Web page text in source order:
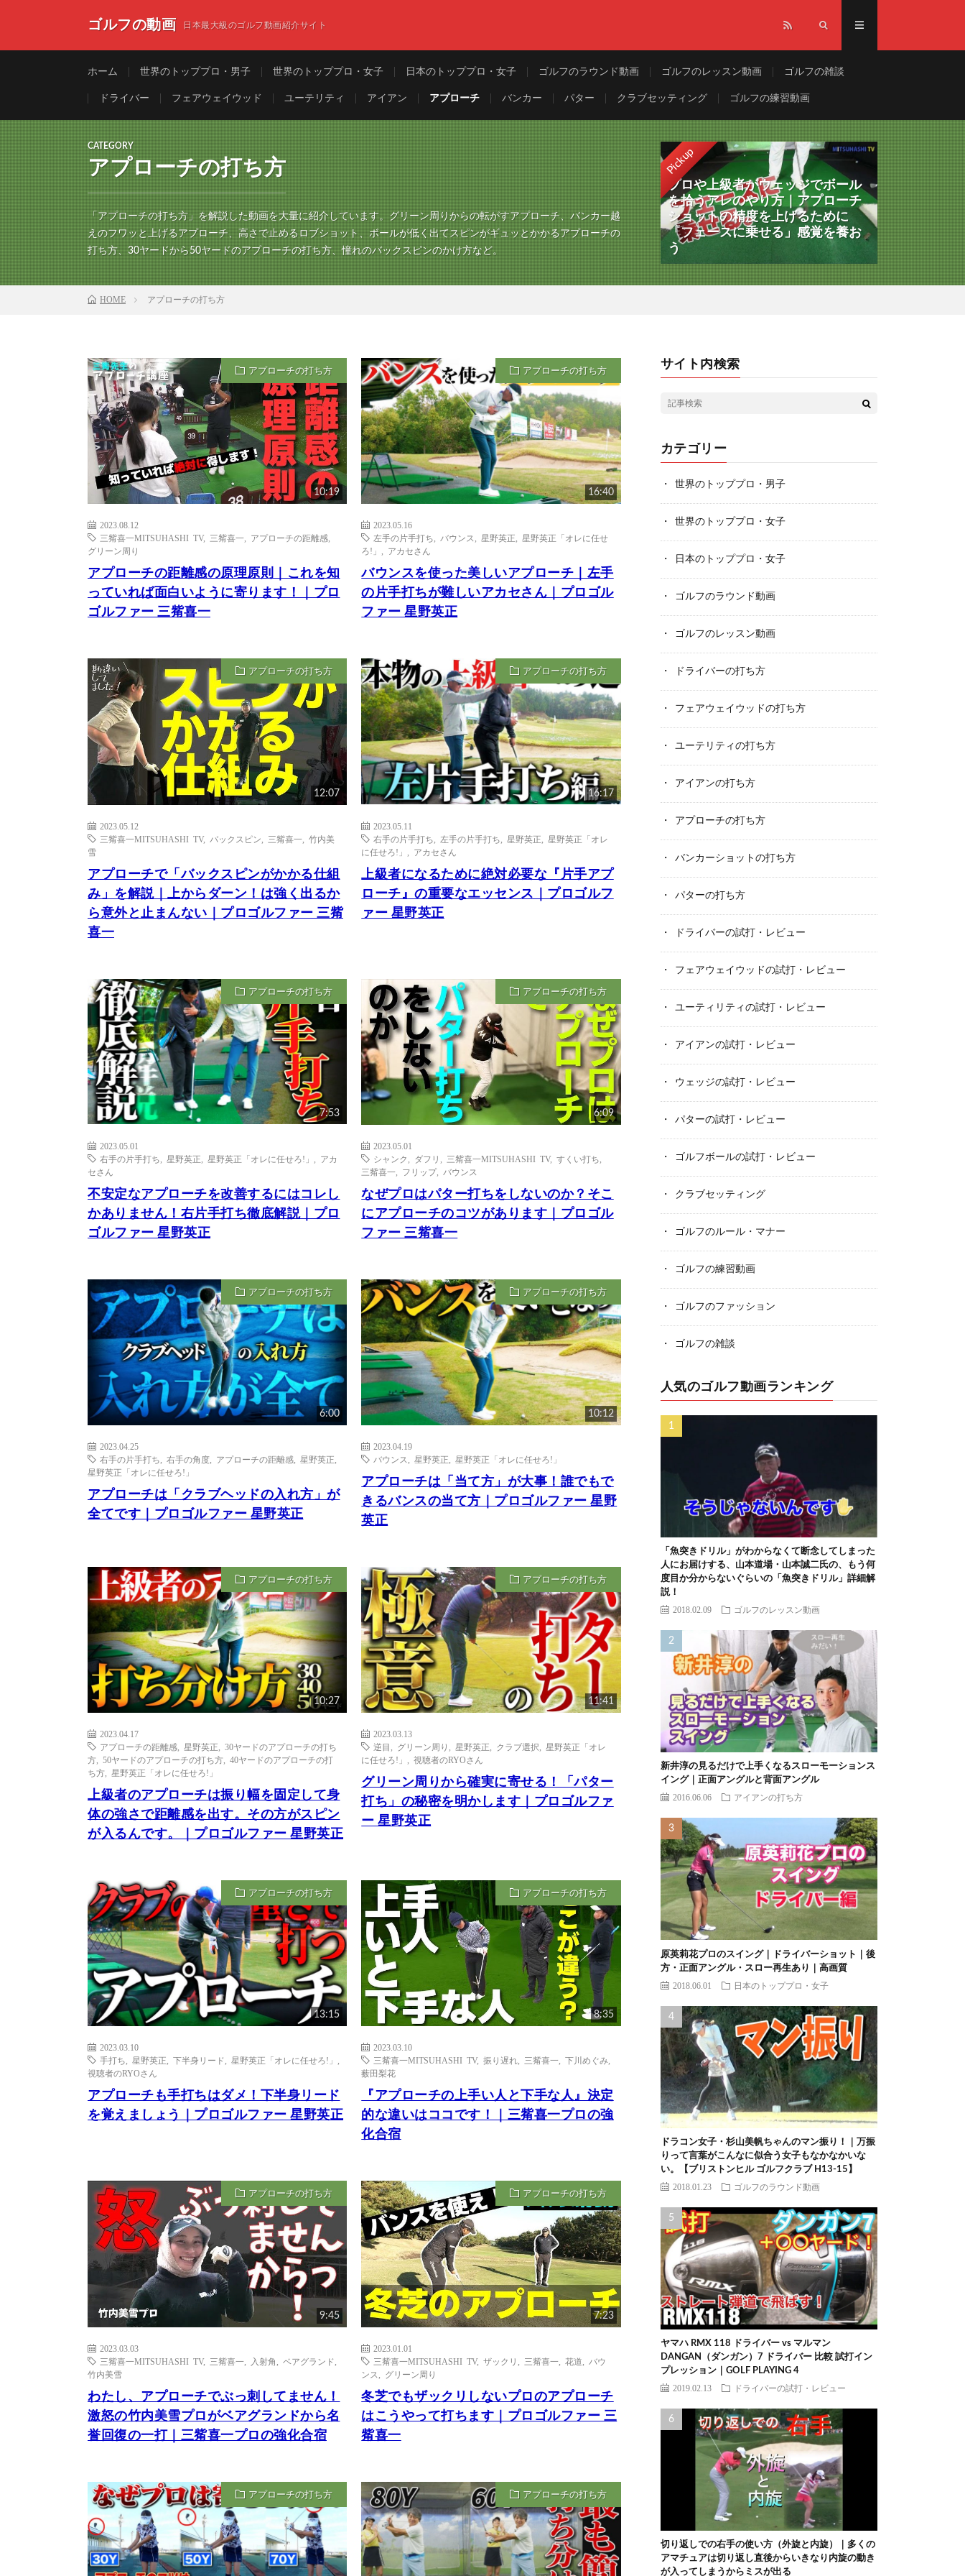
ゴルフの動画 日本最大級のゴルフ動画紹介サイト
ホーム 世界のトッププロ・男子 世界のトッププロ・女子 日本のトッププロ・女子 ゴルフのラウンド動画 ゴルフのレッスン動画 ゴルフの雑談
ドライバー フェアウェイウッド ユーテリティ アイアン アプローチ バンカー パター クラブセッティング ゴルフの練習動画
CATEGORY
アプローチの打ち方
「アプローチの打ち方」を解説した動画を大量に紹介しています。グリーン周りからの転がすアプローチ、バンカー越
えのフワッと上げるアプローチ、高さで止めるロブショット、ボールが低く出てスピンがギュッとかかるアプローチの
打ち方、30ヤードから50ヤードのアプローチの打ち方、憧れのバックスピンのかけ方など。
Pickup
プロや上級者がウェッジでボール
を拾うアレのやり方｜アプローチ
ショットの精度を上げるために
「フェースに乗せる」感覚を養お
う
HOME アプローチの打ち方
アプローチの打ち方
10:19
2023.08.12
三觜喜一MITSUHASHI TV, 三觜喜一 アプローチの距離感
グリーン周り
アプローチの距離感の原理原則｜これを知
っていれば面白いように寄ります！｜プロ
ゴルファー 三觜喜一
アプローチの打ち方
16:40
2023.05.16
左手の片手打ち
バウンス 星野英正
星野英正「オレに任せ
ろ!」
アカセさん
バウンスを使った美しいアプローチ｜左手
の片手打ちが難しいアカセさん｜プロゴル
ファー 星野英正
アプローチの打ち方
12:07
2023.05.12
三觜喜一MITSUHASHI TV, バックスピン 三觜喜一
竹内美
雪
アプローチで「バックスピンがかかる仕組
み」を解説｜上からダーン！は強く出るか
ら意外と止まんない｜プロゴルファー 三觜
喜一
アプローチの打ち方
16:17
2023.05.11
右手の片手打ち
左手の片手打ち 星野英正
星野英正「オレ
に任せろ!」
アカセさん
上級者になるために絶対必要な『片手アプ
ローチ』の重要なエッセンス｜プロゴルフ
ァー 星野英正
アプローチの打ち方
7:53
2023.05.01
右手の片手打ち
星野英正 星野英正「オレに任せろ!」
アカ
セさん
不安定なアプローチを改善するにはコレし
かありません！右片手打ち徹底解説｜プロ
ゴルファー 星野英正
アプローチの打ち方
6:09
2023.05.01
シャンク
ダフリ 三觜喜一MITSUHASHI TV,すくい打ち
三觜喜一
フリップ, バウンス
なぜプロはパター打ちをしないのか？そこ
にアプローチのコツがあります｜プロゴル
ファー 三觜喜一
アプローチの打ち方
6:00
2023.04.25
右手の片手打ち
右手の角度 アプローチの距離感 星野英正
星野英正「オレに任せろ!」
アプローチは「クラブヘッドの入れ方」が
全てです｜プロゴルファー 星野英正
アプローチの打ち方
10:12
2023.04.19
バウンス
星野英正 星野英正「オレに任せろ!」
アプローチは「当て方」が大事！誰でもで
きるバンスの当て方｜プロゴルファー 星野
英正
アプローチの打ち方
10:27
2023.04.17
アプローチの距離感
星野英正
30ヤードのアプローチの打ち
方
50ヤードのアプローチの打ち方
40ヤードのアプローチの打
ち方
星野英正「オレに任せろ!」
上級者のアプローチは振り幅を固定して身
体の強さで距離感を出す。その方がスピン
が入るんです。｜プロゴルファー 星野英正
アプローチの打ち方
11:41
2023.03.13
逆目
グリーン周り 星野英正 クラブ選択
星野英正「オレ
に任せろ!」
,視聴者のRYOさん
グリーン周りから確実に寄せる！「パター
打ち」の秘密を明かします｜プロゴルファ
ー 星野英正
アプローチの打ち方
13:15
2023.03.10
手打ち
星野英正 下半身リード 星野英正「オレに任せろ!」
視聴者のRYOさん
アプローチも手打ちはダメ！下半身リード
を覚えましょう｜プロゴルファー 星野英正
アプローチの打ち方
8:35
2023.03.10
三觜喜一MITSUHASHI TV,振り遅れ 三觜喜一 ,下川めぐみ
薮田梨花
『アプローチの上手い人と下手な人』決定
的な違いはココです！｜三觜喜一プロの強
化合宿
アプローチの打ち方
9:45
2023.03.03
三觜喜一MITSUHASHI TV, 三觜喜一 入射角 ベアグランド
竹内美雪
わたし、アプローチでぶっ刺してません！
激怒の竹内美雪プロがベアグランドから名
誉回復の一打｜三觜喜一プロの強化合宿
アプローチの打ち方
7:23
2023.01.01
三觜喜一MITSUHASHI TV,ザックリ 三觜喜一 花道
バウ
ンス
グリーン周り
冬芝でもザックリしないプロのアプローチ
はこうやって打ちます｜プロゴルファー 三
觜喜一
アプローチの打ち方 アプローチの打ち方
サイト内検索
カテゴリー
世界のトッププロ・男子
世界のトッププロ・女子
日本のトッププロ・女子
ゴルフのラウンド動画
ゴルフのレッスン動画
ドライバーの打ち方
フェアウェイウッドの打ち方
ユーテリティの打ち方
アイアンの打ち方
アプローチの打ち方
バンカーショットの打ち方
パターの打ち方
ドライバーの試打・レビュー
フェアウェイウッドの試打・レビュー
ユーティリティの試打・レビュー
アイアンの試打・レビュー
ウェッジの試打・レビュー
パターの試打・レビュー
ゴルフボールの試打・レビュー
クラブセッティング
ゴルフのルール・マナー
ゴルフの練習動画
ゴルフのファッション
ゴルフの雑談
人気のゴルフ動画ランキング
「魚突きドリル」がわからなくて断念してしまった
人にお届けする、山本道場・山本誠二氏の、もう何
度目か分からないぐらいの「魚突きドリル」詳細解
説！
2018.02.09 ゴルフのレッスン動画
新井淳の見るだけで上手くなるスローモーションス
イング｜正面アングルと背面アングル
2016.06.06 アイアンの打ち方
原英莉花プロのスイング｜ドライバーショット｜後
方・正面アングル・スロー再生あり｜高画質
2018.06.01 日本のトッププロ・女子
ドラコン女子・杉山美帆ちゃんのマン振り！｜万振
りって言葉がこんなに似合う女子もなかなかいな
い。【ブリストンヒル ゴルフクラブ H13-15】
2018.01.23 ゴルフのラウンド動画
ヤマハ RMX 118 ドライバー vs マルマン
DANGAN（ダンガン）7 ドライバー 比較 試打イン
プレッション｜GOLF PLAYING 4
2019.02.13 ドライバーの試打・レビュー
切り返しでの右手の使い方（外旋と内旋）｜多くの
アマチュアは切り返し直後からいきなり内旋の動き
が入ってしまうからミスが出る